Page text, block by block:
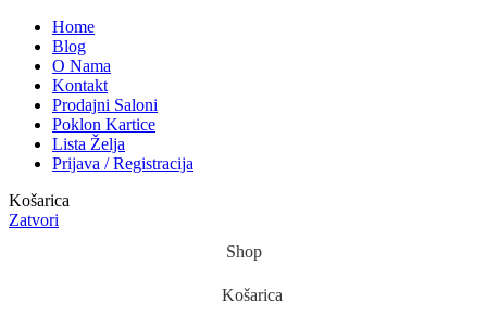
Home
Blog
O Nama
Kontakt
Prodajni Saloni
Poklon Kartice
Lista Želja
Prijava / Registracija
Košarica
Zatvori
Shop
Košarica